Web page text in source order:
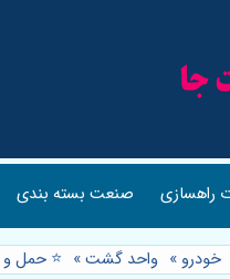
راهسازی صنعت بسته بندی
خودرو » واحد گشت» ⭐️ حمل و